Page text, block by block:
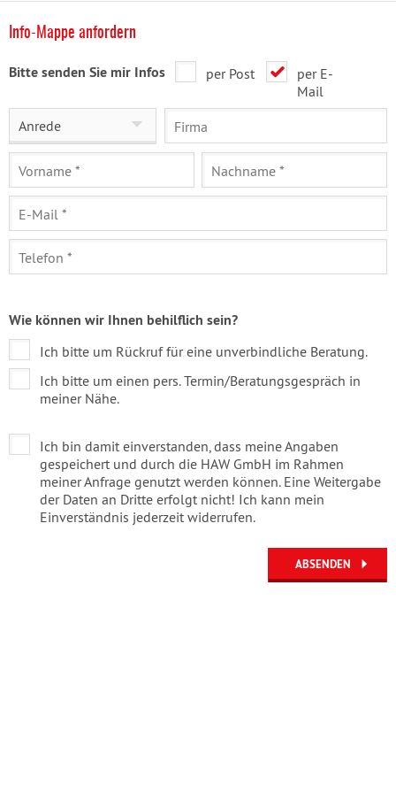
Info-Mappe anfordern
Bitte senden Sie mir Infos per Post
per E-
Mail
Anrede
Wie können wir Ihnen behilflich sein?
Ich bitte um Rückruf für eine unverbindliche Beratung.
Ich bitte um einen pers. Termin/Beratungsgespräch in
meiner Nähe.
Ich bin damit einverstanden, dass meine Angaben
gespeichert und durch die HAW GmbH im Rahmen
meiner Anfrage genutzt werden können. Eine Weitergabe
der Daten an Dritte erfolgt nicht! Ich kann mein
Einverständnis jederzeit widerrufen.
ABSENDEN